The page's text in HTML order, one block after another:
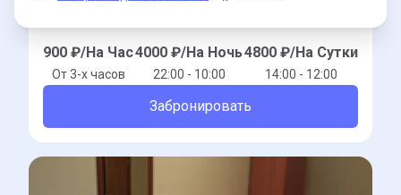
900 ₽/На Час
От 3-x часов
4000 ₽/На Ночь
22:00 - 10:00
4800 ₽/На Сутки
14:00 - 12:00
Забронировать